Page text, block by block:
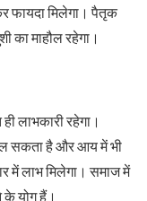
फायदा मिलेगा। पैतृक
का माहौल रहेगा।
लाभकारी रहेगा।
सकता है और आय में भी
में लाभ मिलेगा। समाज में
के योग हैं।